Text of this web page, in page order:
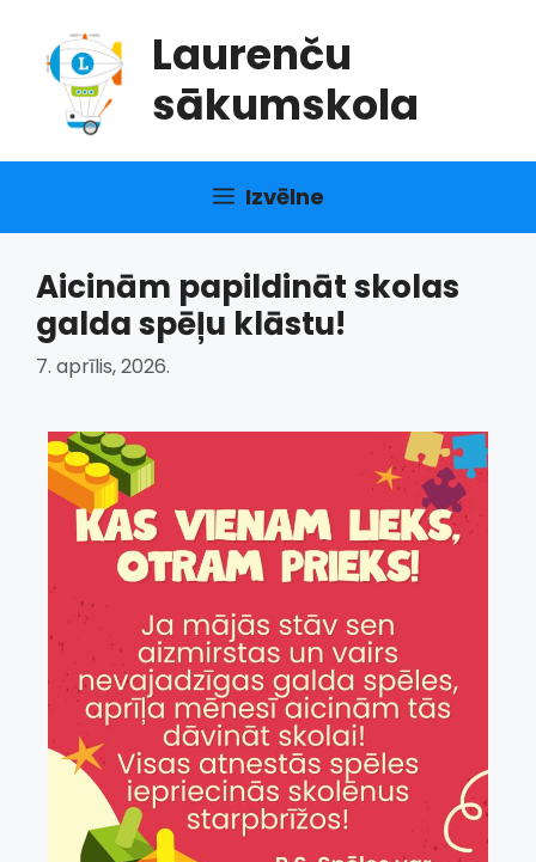
saturu
Laurenču
sākumskola
Izvēlne
Aicinām papildināt skolas
galda spēļu klāstu!
7. aprīlis, 2026.